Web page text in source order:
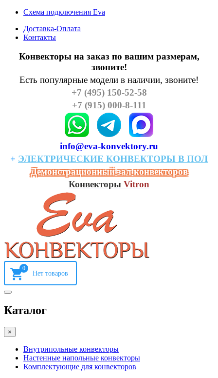
Схема подключения Eva
Доставка-Оплата
Контакты
Конвекторы на заказ по вашим размерам,
звоните!
Есть популярные модели в наличии, звоните!
+7 (495) 150-52-58
+7 (915) 000-8-111
info@eva-konvektory.ru
+ ЭЛЕКТРИЧЕСКИЕ КОHВЕКТОРЫ В ПОЛ
Демонстрационный зал конвекторов
Конвекторы Vitron
0
Каталог
×
Внутрипольные конвекторы
Настенные напольные конвекторы
Комплектующие для конвекторов